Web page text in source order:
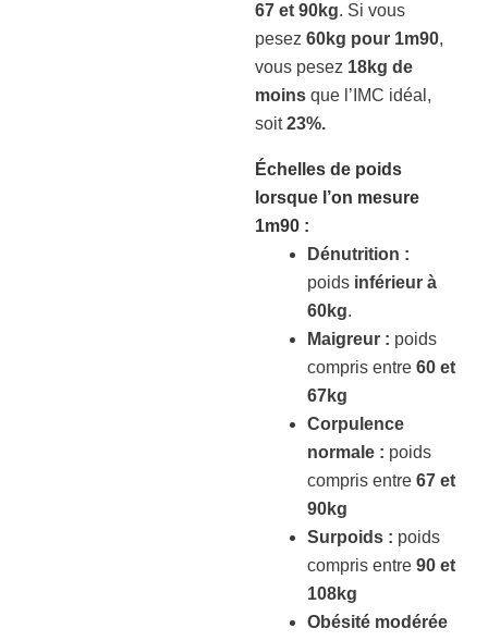
67 et 90kg. Si vous
pesez 60kg pour 1m90,
vous pesez 18kg de
moins que l’IMC idéal,
soit23%.
Échelles de poids
lorsque l’on mesure
1m90 :
Dénutrition :
poids inférieur à
60kg.
Maigreur : poids
compris entre 60 et
67kg
Corpulence
normale : poids
compris entre 67 et
90kg
Surpoids : poids
compris entre 90 et
108kg
Obésité modérée